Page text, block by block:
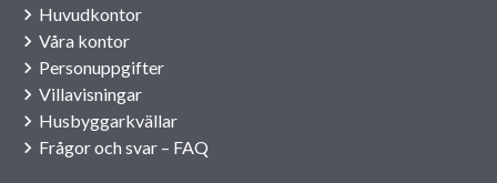
Huvudkontor
Våra kontor
Personuppgifter
Villavisningar
Husbyggarkvällar
Frågor och svar – FAQ